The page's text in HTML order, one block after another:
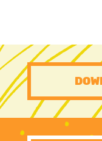
PRE
FOOTER
CTA